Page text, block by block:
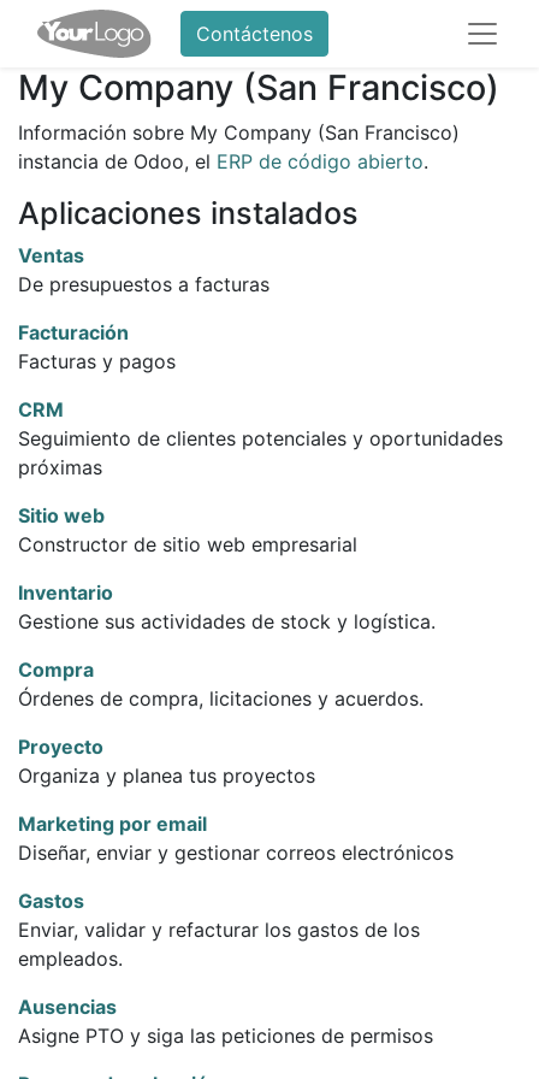
Contáctenos
My Company (San Francisco)
Información sobre My Company (San Francisco)
instancia de Odoo, el ERP de código abierto.
Aplicaciones instalados
Ventas
De presupuestos a facturas
Facturación
Facturas y pagos
CRM
Seguimiento de clientes potenciales y oportunidades
próximas
Sitio web
Constructor de sitio web empresarial
Inventario
Gestione sus actividades de stock y logística.
Compra
Órdenes de compra, licitaciones y acuerdos.
Proyecto
Organiza y planea tus proyectos
Marketing por email
Diseñar, enviar y gestionar correos electrónicos
Gastos
Enviar, validar y refacturar los gastos de los
empleados.
Ausencias
Asigne PTO y siga las peticiones de permisos